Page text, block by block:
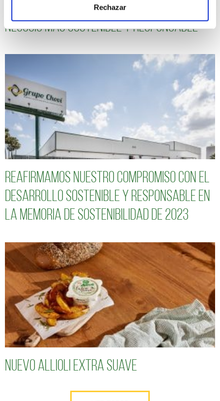
Rechazar
Seguimos avanzando hacia un modelo de
negocio más sostenible y responsable
Reafirmamos nuestro compromiso con el
desarrollo sostenible y responsable en
la Memoria de Sostenibilidad de 2023
Nuevo Allioli Extra Suave